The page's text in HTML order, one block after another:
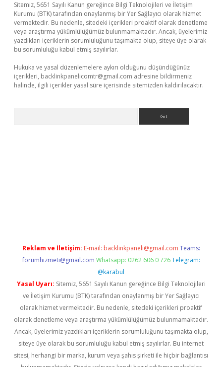
Sitemiz, 5651 Sayılı Kanun gereğince Bilgi Teknolojileri ve İletişim
Kurumu (BTK) tarafından onaylanmış bir Yer Sağlayıcı olarak hizmet
vermektedir. Bu nedenle, sitedeki içerikleri proaktif olarak denetleme
veya araştırma yükümlülüğümüz bulunmamaktadır. Ancak, üyelerimiz
yazdıkları içeriklerin sorumluluğunu taşımakta olup, siteye üye olarak
bu sorumluluğu kabul etmiş sayılırlar.
Hukuka ve yasal düzenlemelere aykırı olduğunu düşündüğünüz
içerikleri, backlinkpanelicomtr@gmail.com adresine bildirmeniz
halinde, ilgili içerikler yasal süre içerisinde sitemizden kaldırılacaktır.
Reklam ve İletişim: E-mail: backlinkpaneli@gmail.com Teams:
forumhizmeti@gmail.com Whatsapp: 0262 606 0 726 Telegram:
@karabul
Yasal Uyarı: Sitemiz, 5651 Sayılı Kanun gereğince Bilgi Teknolojileri
ve İletişim Kurumu (BTK) tarafından onaylanmış bir Yer Sağlayıcı
olarak hizmet vermektedir. Bu nedenle, sitedeki içerikleri proaktif
olarak denetleme veya araştırma yükümlülüğümüz bulunmamaktadır.
Ancak, üyelerimiz yazdıkları içeriklerin sorumluluğunu taşımakta olup,
siteye üye olarak bu sorumluluğu kabul etmiş sayılırlar. Bu internet
sitesi, herhangi bir marka, kurum veya şahıs şirketi ile hiçbir bağlantısı